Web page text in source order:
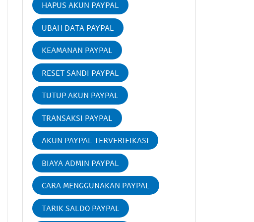
HAPUS AKUN PAYPAL
UBAH DATA PAYPAL
KEAMANAN PAYPAL
RESET SANDI PAYPAL
TUTUP AKUN PAYPAL
TRANSAKSI PAYPAL
AKUN PAYPAL TERVERIFIKASI
BIAYA ADMIN PAYPAL
CARA MENGGUNAKAN PAYPAL
TARIK SALDO PAYPAL